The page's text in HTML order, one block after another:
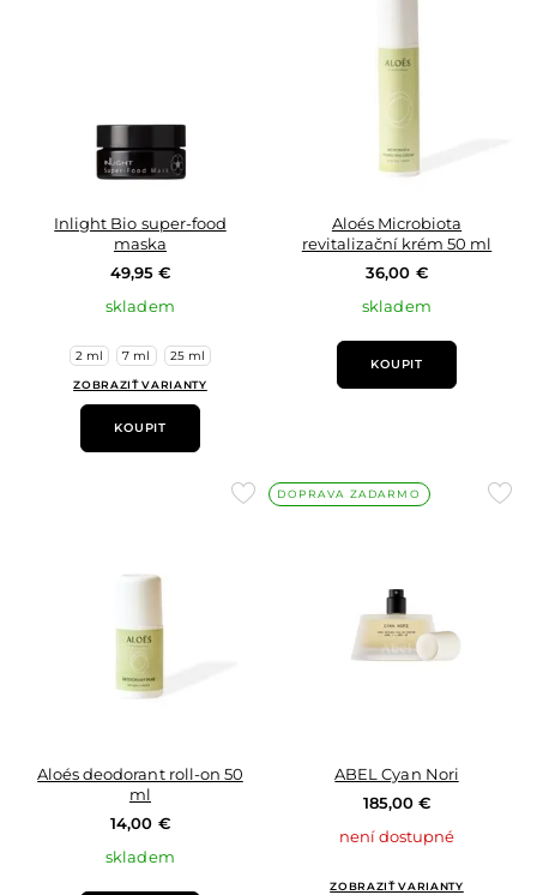
Inlight Bio super-food
maska
49,95 €
skladem
2 ml 7 ml 25 ml
ZOBRAZIŤ VARIANTY
KOUPIT
Aloés Microbiota
revitalizační krém 50 ml
36,00 €
skladem
KOUPIT
Přidat
Aloés deodorant roll-on 50
ml
14,00 €
skladem
DOPRAVA ZADARMO
ABEL Cyan Nori
185,00 €
není dostupné
ZOBRAZIŤ VARIANTY